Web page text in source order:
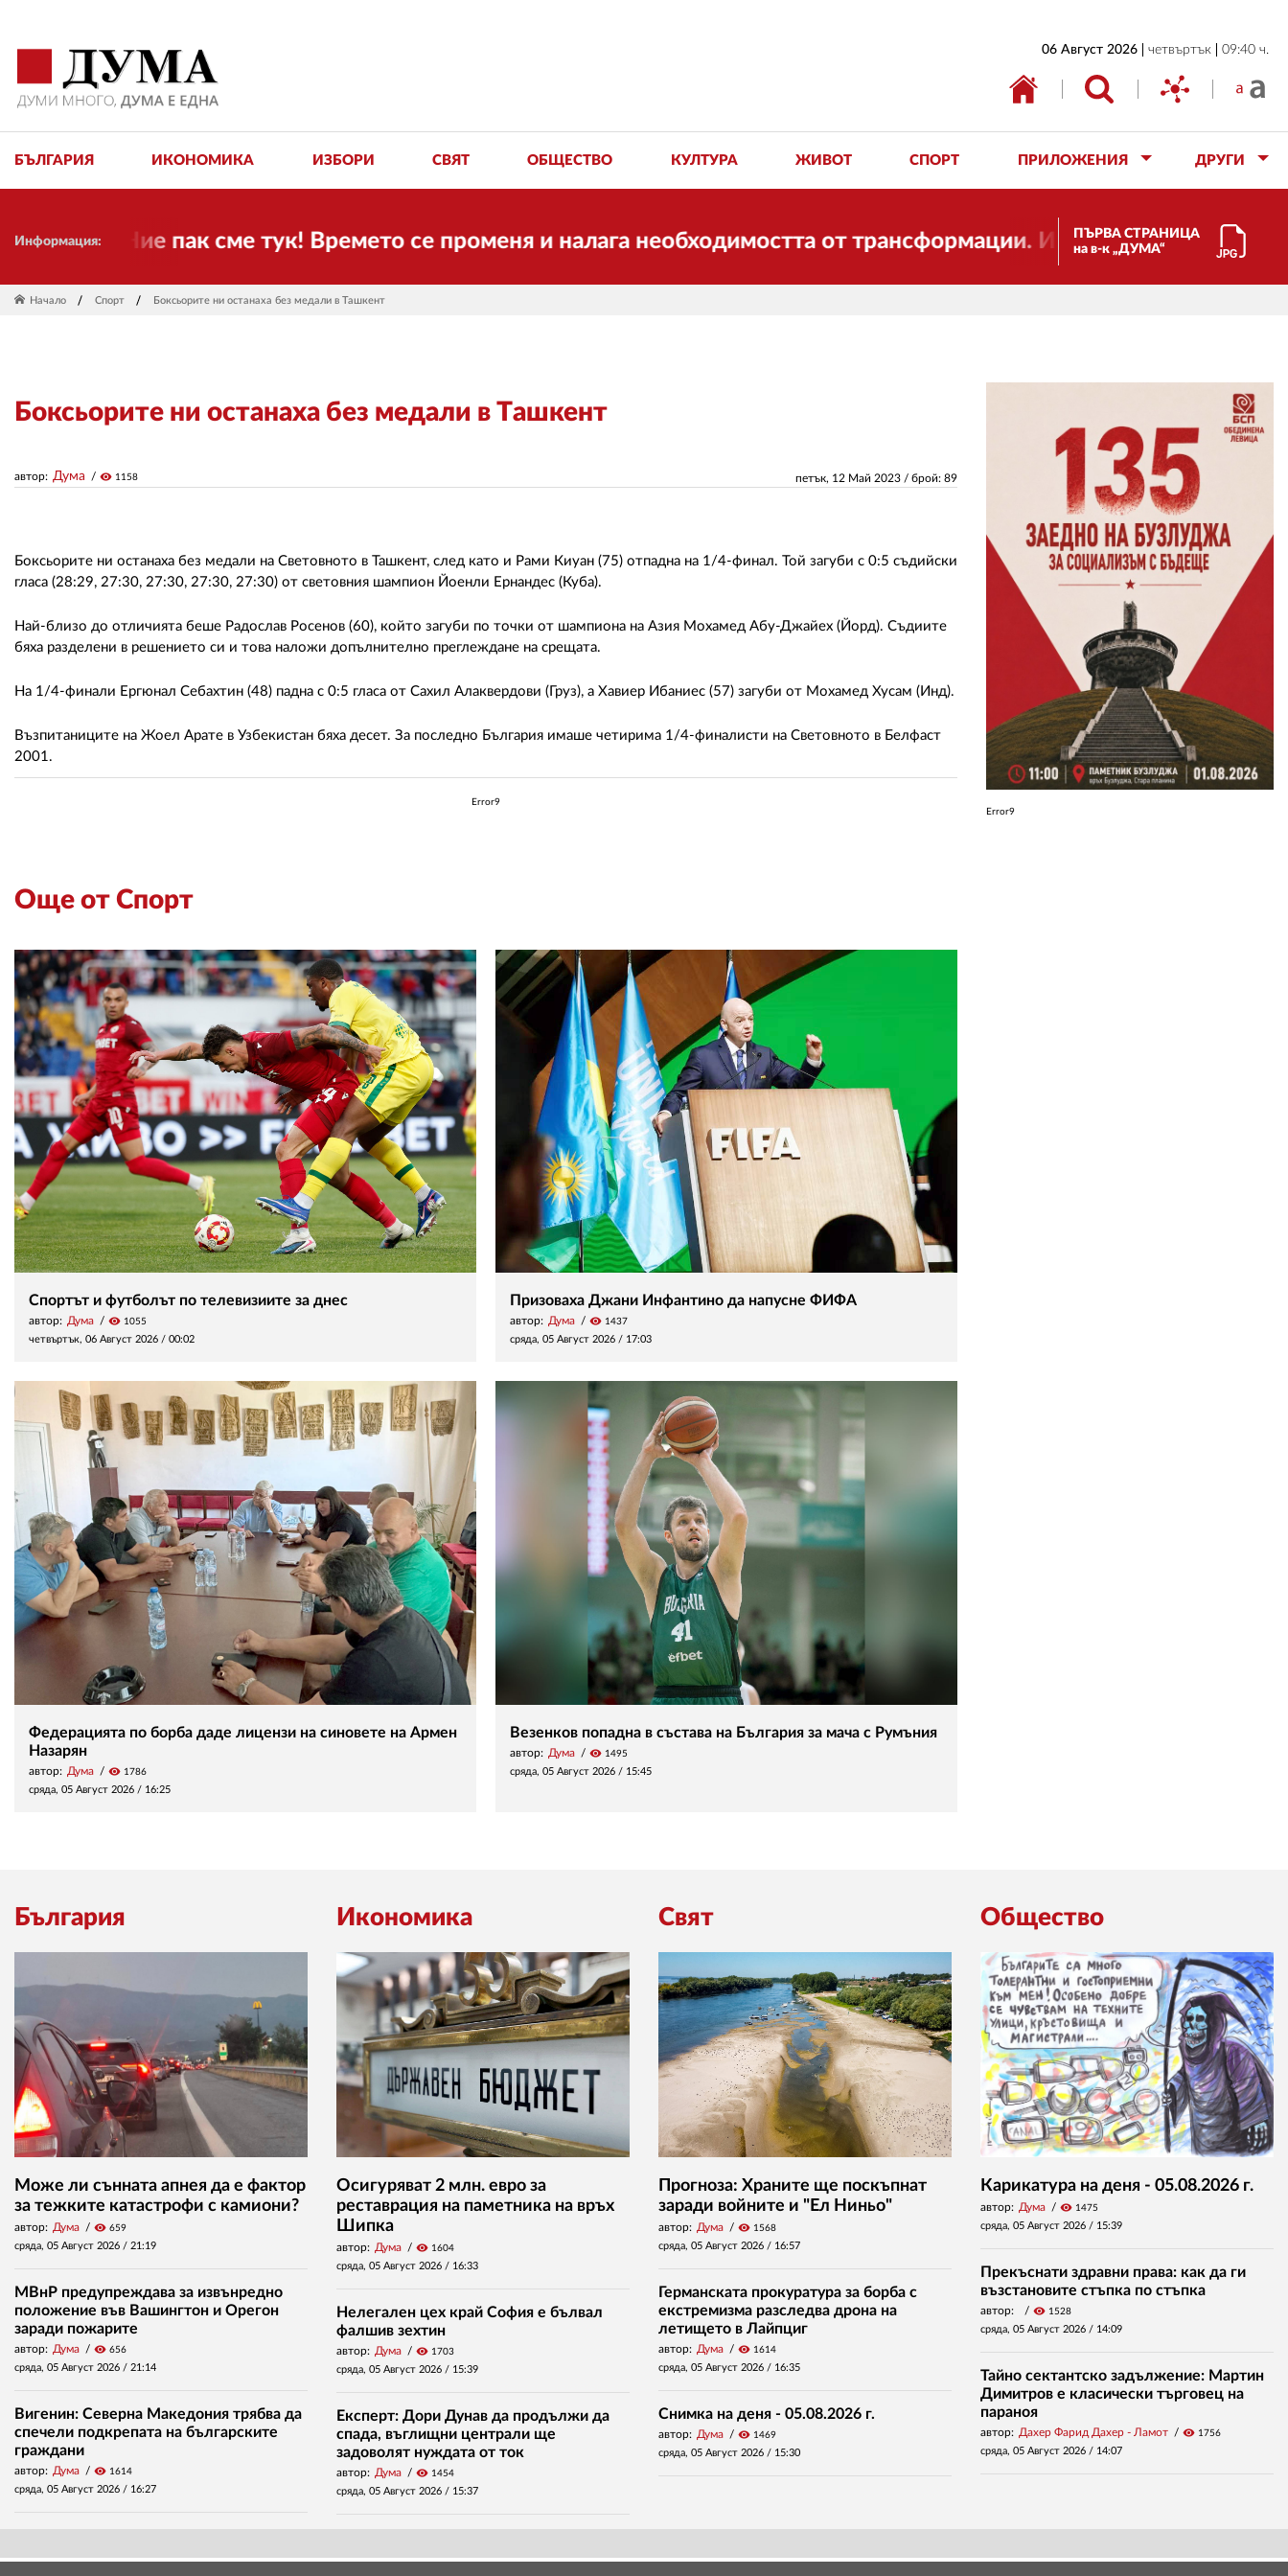
06 Август 2026 четвъртък 09:40 ч.
БЪЛГАРИЯ ИКОНОМИКА ИЗБОРИ СВЯТ ОБЩЕСТВО КУЛТУРА ЖИВОТ СПОРТ ПРИЛОЖЕНИЯ ДРУГИ
Информация:
Ние пак сме тук! Времето се променя и налага необходимостта от трансформации. И ДУМА се променя и
ПЪРВА СТРАНИЦА
на в-к „ДУМА“
Начало Спорт Боксьорите ни останаха без медали в Ташкент
Боксьорите ни останаха без медали в Ташкент
петък, 12 Май 2023 / брой: 89
автор: Дума visibility 1158
Боксьорите ни останаха без медали на Световното в Ташкент, след като и Рами Киуан (75) отпадна на 1/4-финал. Той загуби с 0:5 съдийски
гласа (28:29, 27:30, 27:30, 27:30, 27:30) от световния шампион Йоенли Ернандес (Куба).
Най-близо до отличията беше Радослав Росенов (60), който загуби по точки от шампиона на Азия Мохамед Абу-Джайех (Йорд). Съдиите
бяха разделени в решението си и това наложи допълнително преглеждане на срещата.
На 1/4-финали Ергюнал Себахтин (48) падна с 0:5 гласа от Сахил Алаквердови (Груз), а Хавиер Ибаниес (57) загуби от Мохамед Хусам (Инд).
Възпитаниците на Жоел Арате в Узбекистан бяха десет. За последно България имаше четирима 1/4-финалисти на Световното в Белфаст
2001.
Error9
Още от Спорт
Спортът и футболът по телевизиите за днес
автор: Дума visibility 1055
четвъртък, 06 Август 2026 / 00:02
Призоваха Джани Инфантино да напусне ФИФА
автор: Дума visibility 1437
сряда, 05 Август 2026 / 17:03
Федерацията по борба даде лицензи на синовете на Армен
Назарян
автор: Дума visibility 1786
сряда, 05 Август 2026 / 16:25
Везенков попадна в състава на България за мача с Румъния
автор: Дума visibility 1495
сряда, 05 Август 2026 / 15:45
Error9
България
Може ли сънната апнея да е фактор
за тежките катастрофи с камиони?
автор: Дума visibility 659
сряда, 05 Август 2026 / 21:19
МВнР предупреждава за извънредно
положение във Вашингтон и Орегон
заради пожарите
автор: Дума visibility 656
сряда, 05 Август 2026 / 21:14
Вигенин: Северна Македония трябва да
спечели подкрепата на българските
граждани
автор: Дума visibility 1614
сряда, 05 Август 2026 / 16:27
Икономика
Осигуряват 2 млн. евро за
реставрация на паметника на връх
Шипка
автор: Дума visibility 1604
сряда, 05 Август 2026 / 16:33
Нелегален цех край София е бълвал
фалшив зехтин
автор: Дума visibility 1703
сряда, 05 Август 2026 / 15:39
Експерт: Дори Дунав да продължи да
спада, въглищни централи ще
задоволят нуждата от ток
автор: Дума visibility 1454
сряда, 05 Август 2026 / 15:37
Свят
Прогноза: Храните ще поскъпнат
заради войните и "Ел Ниньо"
автор: Дума visibility 1568
сряда, 05 Август 2026 / 16:57
Германската прокуратура за борба с
екстремизма разследва дрона на
летището в Лайпциг
автор: Дума visibility 1614
сряда, 05 Август 2026 / 16:35
Снимка на деня - 05.08.2026 г.
автор: Дума visibility 1469
сряда, 05 Август 2026 / 15:30
Общество
Карикатура на деня - 05.08.2026 г.
автор: Дума visibility 1475
сряда, 05 Август 2026 / 15:39
Прекъснати здравни права: как да ги
възстановите стъпка по стъпка
автор: visibility 1528
сряда, 05 Август 2026 / 14:09
Тайно сектантско задължение: Мартин
Димитров е класически търговец на
параноя
автор: Дахер Фарид Дахер - Ламот visibility 1756
сряда, 05 Август 2026 / 14:07
ИКОНОМИКА
ОБЩЕСТВО
АВТОРИ
РЕДАКЦИЯ
РЕКЛАМА
АБОНАМЕНТ
УСЛОВИЯ ЗА ПОЛЗВАНЕ
ПОЛИТИКА ЗА БИСКВИТКИТЕ
ПОЛИТИКАТА ЗА